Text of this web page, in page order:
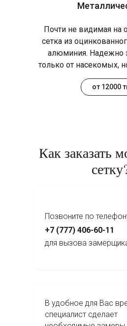
Почти не видимая на
сетка из
алюминия. Надежно
только от насекомых,
от 12000
Как заказать
Позвоните по
В удобное для Вас
специалист сделает
+7 (777) 406-60-11
для вызова